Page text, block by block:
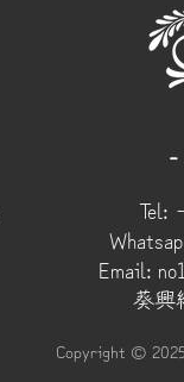
-
Tel:
Email:
葵興
Copyright ©